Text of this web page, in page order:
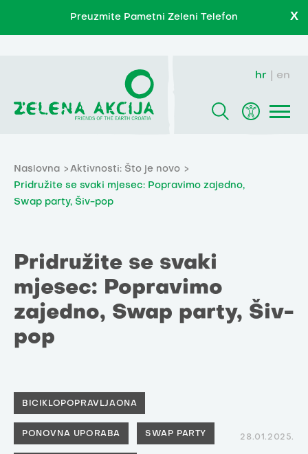
Preuzmite Pametni Zeleni Telefon X
hr en
Naslovna
Aktivnosti: Što je novo
Pridružite se svaki mjesec: Popravimo zajedno,
Swap party, Šiv-pop
Pridružite se svaki
mjesec: Popravimo
zajedno, Swap party, Šiv-
pop
BICIKLOPOPRAVLJAONA
PONOVNA UPORABA SWAP PARTY 28.01.2025.